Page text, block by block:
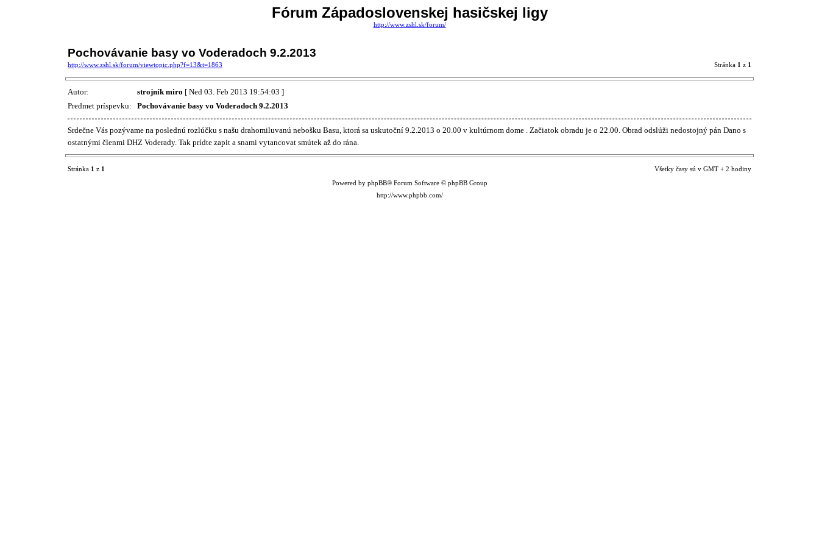
Fórum Západoslovenskej hasičskej ligy
http://www.zshl.sk/forum/
Pochovávanie basy vo Voderadoch 9.2.2013
http://www.zshl.sk/forum/viewtopic.php?f=13&t=1863 Stránka 1 z 1
Autor: strojník miro [ Ned 03. Feb 2013 19:54:03 ]
Predmet príspevku:
Pochovávanie basy vo Voderadoch 9.2.2013
Srdečne Vás pozývame na poslednú rozlúčku s našu drahomiluvanú nebošku Basu, ktorá sa uskutoční 9.2.2013 o 20.00 v kultúrnom dome . Začiatok obradu je o 22.00. Obrad odslúži nedostojný pán Dano s
ostatnými členmi DHZ Voderady. Tak prídte zapit a snami vytancovat smútek až do rána.
Stránka 1 z 1 Všetky časy sú v GMT + 2 hodiny
Powered by phpBB® Forum Software © phpBB Group
http://www.phpbb.com/